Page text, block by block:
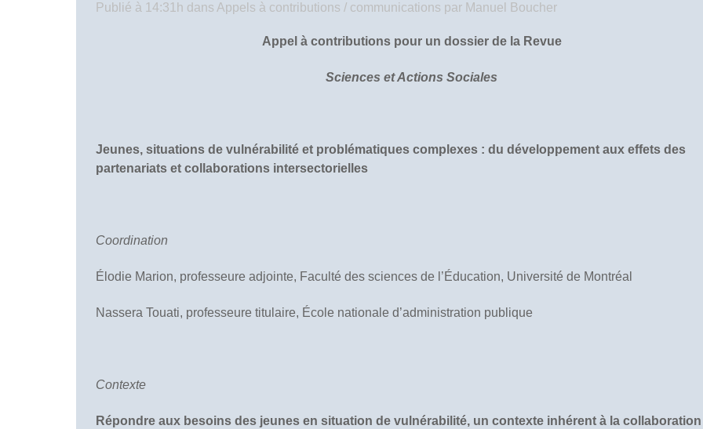
Publié à 14:31h dans Appels à contributions / communications par Manuel Boucher
Appel à contributions pour un dossier de la Revue
Sciences et Actions Sociales
Jeunes, situations de vulnérabilité et problématiques complexes : du développement aux effets des
partenariats et collaborations intersectorielles
Coordination
Élodie Marion, professeure adjointe, Faculté des sciences de l’Éducation, Université de Montréal
Nassera Touati, professeure titulaire, École nationale d’administration publique
Contexte
Répondre aux besoins des jeunes en situation de vulnérabilité, un contexte inhérent à la collaboration